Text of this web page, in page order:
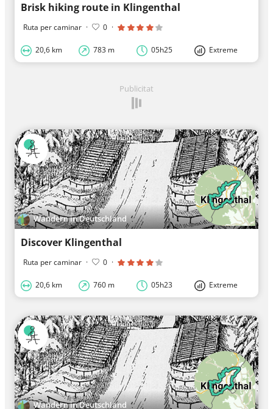
Brisk hiking route in Klingenthal
Ruta per caminar · 0 ·
20,6 km 783 m 05h25 Extreme
Publicitat
Wandern in Deutschland
Discover Klingenthal
Ruta per caminar · 0 ·
20,6 km 760 m 05h23 Extreme
Wandern in Deutschland